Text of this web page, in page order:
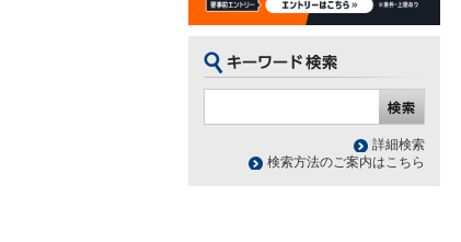
詳細検索
検索方法のご案内はこちら